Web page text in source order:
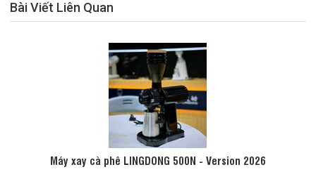
Bài Viết Liên Quan
Máy xay cà phê LINGDONG 500N - Version 2026